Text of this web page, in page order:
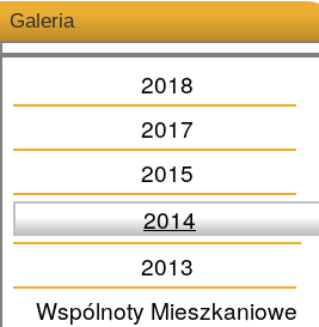
Galeria
2018
2017
2015
2014
2013
Wspólnoty Mieszkaniowe